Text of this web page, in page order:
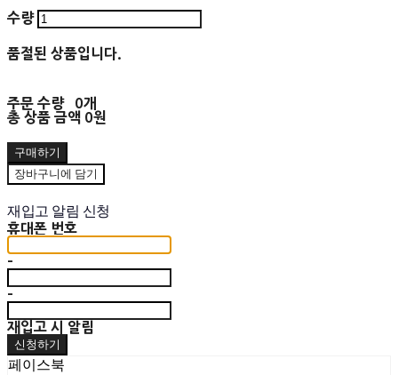
수량
품절된 상품입니다.
주문 수량
0개
총 상품 금액 0원
구매하기
장바구니에 담기
재입고 알림 신청
휴대폰 번호
-
-
재입고 시 알림
신청하기
페이스북